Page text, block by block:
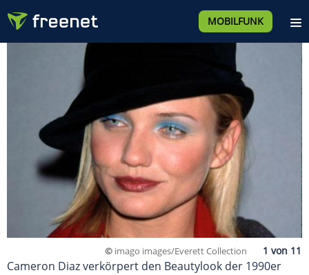
MOBILFUNK
© imago images/Everett Collection
Cameron Diaz verkörpert den Beautylook der 1990er